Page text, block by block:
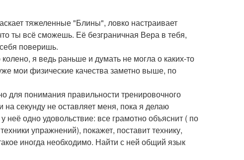
тяжеленные "Блины", ловко настраивает
ты всё сможешь. Её безграничная Вера в тебя,
поверишь.
я ведь раньше и думать не могла о каких-то
мои физические качества заметно выше, по
для понимания правильности тренировочного
секунду не оставляет меня, пока я делаю
одно удовольствие: все грамотно объяснит ( по
упражнений), покажет, поставит технику,
иногда необходимо. Найти с ней общий язык